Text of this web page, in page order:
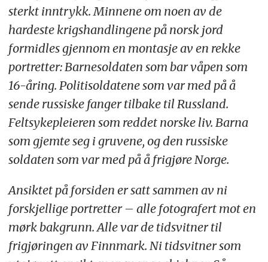
sterkt inntrykk. Minnene om noen av de
hardeste krigshandlingene på norsk jord
formidles gjennom en montasje av en rekke
portretter: Barnesoldaten som bar våpen som
16-åring. Politisoldatene som var med på å
sende russiske fanger tilbake til Russland.
Feltsykepleieren som reddet norske liv. Barna
som gjemte seg i gruvene, og den russiske
soldaten som var med på å frigjøre Norge.
Ansiktet på forsiden er satt sammen av ni
forskjellige portretter – alle fotografert mot en
mørk bakgrunn. Alle var de tidsvitner til
frigjøringen av Finnmark. Ni tidsvitner som